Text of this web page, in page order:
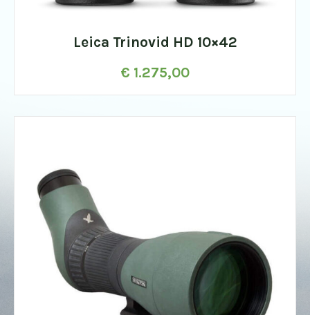
Leica Trinovid HD 10×42
€ 1.275,00